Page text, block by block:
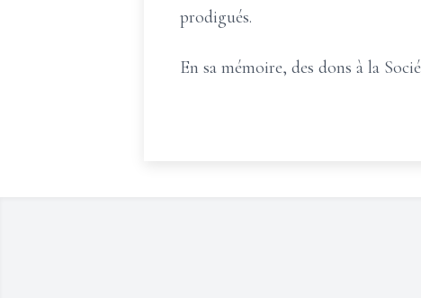
prodigués.
En sa mémoire, des dons à la